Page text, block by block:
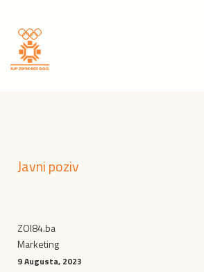
Javni poziv
ZOI84.ba
Marketing
9 Augusta, 2023